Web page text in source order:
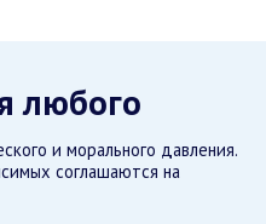
любого
и морального давления.
соглашаются на